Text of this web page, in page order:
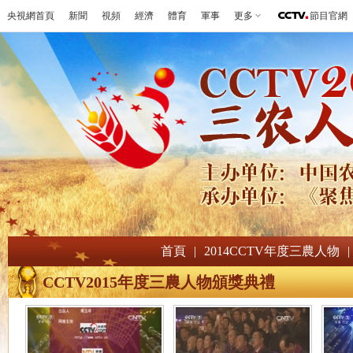
央視網首頁 新聞 視頻 經濟 體育 軍事 更多 節目官網
首頁 | 2014CCTV年度三農人物 |
CCTV2015年度三農人物頒獎典禮